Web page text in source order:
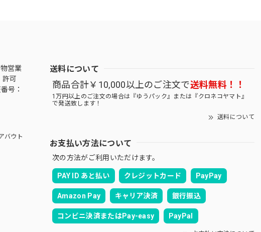
営業
可
号：
バウト
送料について
商品合計￥10,000以上のご注文で送料無料！！
1万円以上のご注文の場合は『ゆうパック』または『クロネコヤマト』
で発送致します！
送料について
お支払い方法について
次の方法がご利用いただけます。
PAY ID あと払い クレジットカード PayPay
Amazon Pay キャリア決済 銀行振込
コンビニ決済またはPay-easy PayPal